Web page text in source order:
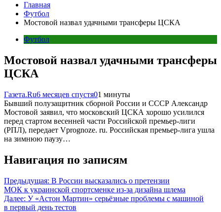
Главная
Футбол
Мостовой назвал удачными трансферы ЦСКА
Футбол
Мостовой назвал удачными трансферы
ЦСКА
Газета.Ru6 месяцев спустя01 минуты
Бывший полузащитник сборной России и СССР Александр
Мостовой заявил, что московский ЦСКА хорошо усилился
перед стартом весенней части Российской премьер-лиги
(РПЛ), передает Vprognoze. ru. Российская премьер-лига ушла
на зимнюю паузу…
Навигация по записям
Предыдущая: В России высказались о претензии
МОК к украинской спортсменке из-за дизайна шлема
Далее: У «Астон Мартин» серьёзные проблемы с машиной
в первый день тестов